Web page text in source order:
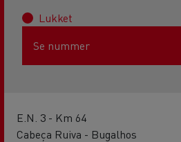
Lukket
Se nummer
E.N. 3 - Km 64
Cabeça Ruiva - Bugalhos